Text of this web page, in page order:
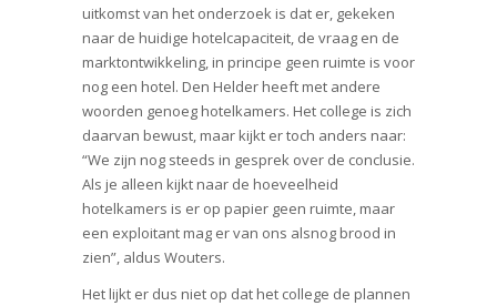
uitkomst van het onderzoek is dat er, gekeken
naar de huidige hotelcapaciteit, de vraag en de
marktontwikkeling, in principe geen ruimte is voor
nog een hotel. Den Helder heeft met andere
woorden genoeg hotelkamers. Het college is zich
daarvan bewust, maar kijkt er toch anders naar:
“We zijn nog steeds in gesprek over de conclusie.
Als je alleen kijkt naar de hoeveelheid
hotelkamers is er op papier geen ruimte, maar
een exploitant mag er van ons alsnog brood in
zien”, aldus Wouters.
Het lijkt er dus niet op dat het college de plannen